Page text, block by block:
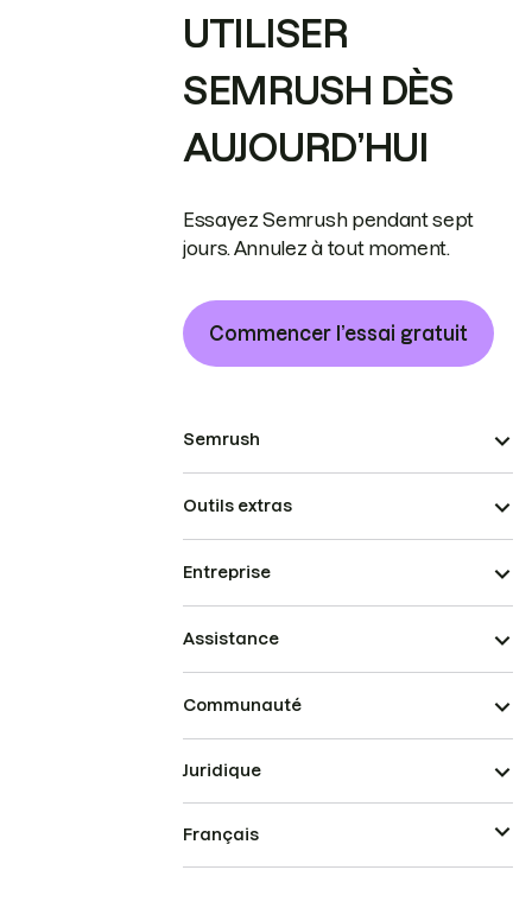
UTILISER
SEMRUSH DÈS
AUJOURD’HUI
Essayez Semrush pendant sept
jours. Annulez à tout moment.
Commencer l’essai gratuit
Semrush
Outils extras
Entreprise
Assistance
Communauté
Juridique
Français